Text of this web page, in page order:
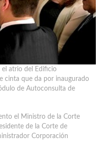
el atrio del Edificio
cinta que da por inaugurado
de Autoconsulta de
el Ministro de la Corte
de la Corte de
Corporación